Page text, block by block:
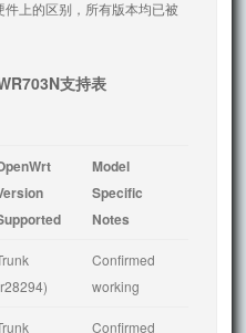
上的区别，所有版本均已被
支持表
Model
Specific
Notes
Confirmed
working
Confirmed